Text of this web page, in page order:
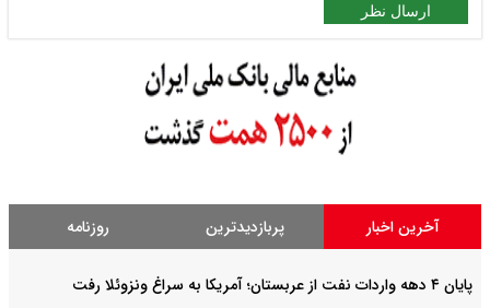
ارسال نظر
آخرین اخبار پربازدیدترین روزنامه
پایان ۴ دهه واردات نفت از عربستان؛ آمریکا به سراغ ونزوئلا رفت